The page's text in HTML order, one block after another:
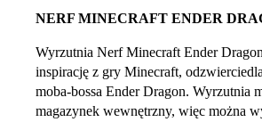
NERF MINECRAFT ENDER
Wyrzutnia Nerf Minecraft Ender
inspirację z gry Minecraft,
moba-bossa Ender Dragon. Wyrzutnia
magazynek wewnętrzny, więc można